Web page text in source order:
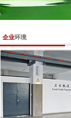
企业环境